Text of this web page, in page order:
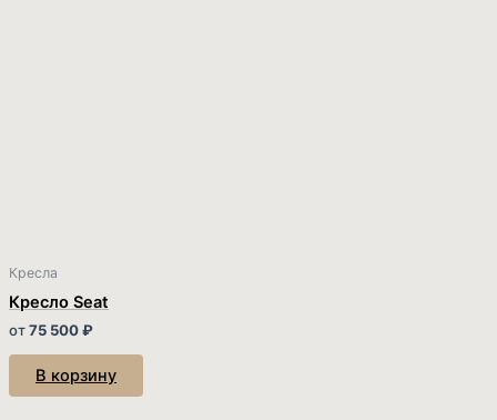
Кресла
Кресло Seat
от75 500₽
В корзину